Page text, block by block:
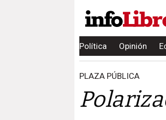
Política Opinión
PLAZA PÚBLICA